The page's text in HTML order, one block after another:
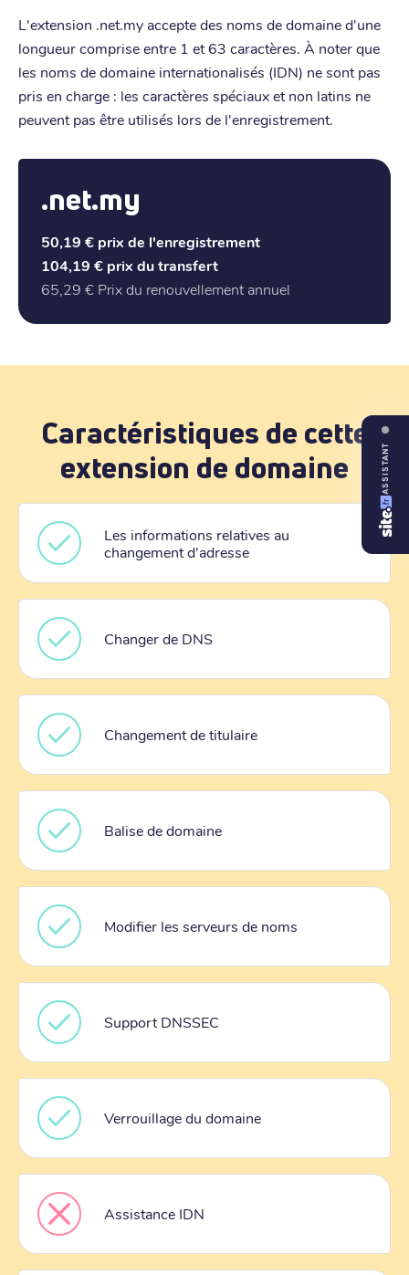
L'extension .net.my accepte des noms de domaine d'une
longueur comprise entre 1 et 63 caractères. À noter que
les noms de domaine internationalisés (IDN) ne sont pas
pris en charge : les caractères spéciaux et non latins ne
peuvent pas être utilisés lors de l'enregistrement.
.net.my
50,19 € prix de l'enregistrement
104,19 € prix du transfert
65,29 € Prix du renouvellement annuel
Caractéristiques de cette
extension de domaine
Les informations relatives au
changement d'adresse
Changer de DNS
Changement de titulaire
Balise de domaine
Modifier les serveurs de noms
Support DNSSEC
Verrouillage du domaine
Assistance IDN
ASSISTANT